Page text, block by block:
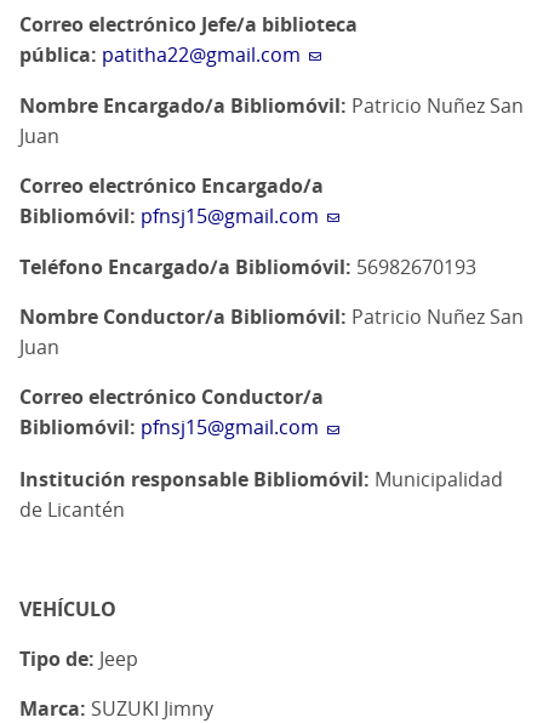
Correo electrónico Jefe/a biblioteca
pública: patitha22@gmail.com
Nombre Encargado/a Bibliomóvil: Patricio Nuñez San
Juan
Correo electrónico Encargado/a
Bibliomóvil: pfnsj15@gmail.com
Teléfono Encargado/a Bibliomóvil: 56982670193
Nombre Conductor/a Bibliomóvil: Patricio Nuñez San
Juan
Correo electrónico Conductor/a
Bibliomóvil: pfnsj15@gmail.com
Institución responsable Bibliomóvil: Municipalidad
de Licantén
VEHÍCULO
Tipo de: Jeep
Marca: SUZUKI Jimny